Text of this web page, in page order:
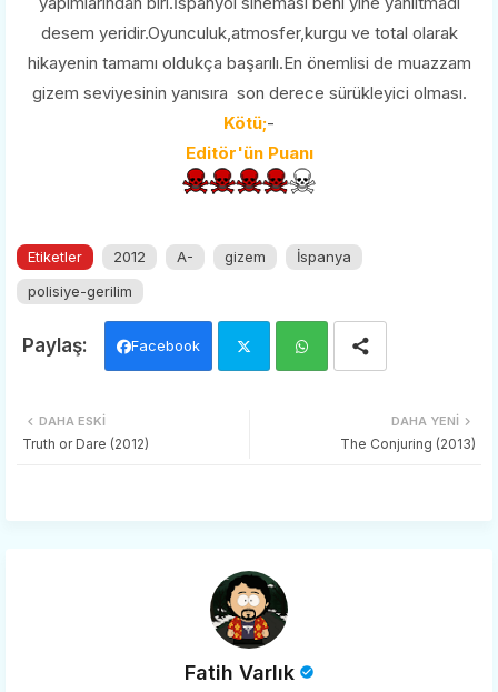
desem yeridir.Oyunculuk,atmosfer,kurgu ve total olarak
hikayenin tamamı oldukça başarılı.En önemlisi de muazzam
gizem seviyesinin yanısıra son derece sürükleyici olması.
Kötü;-
Editör'ün Puanı
Etiketler 2012 A- gizem
İspanya
polisiye-gerilim
Facebook
DAHA YENI
The Conjuring (2013)
DAHA ESKI
Truth or Dare (2012)
Fatih Varlık